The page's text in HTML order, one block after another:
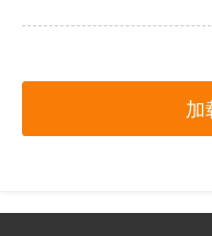
加